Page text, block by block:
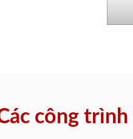
công